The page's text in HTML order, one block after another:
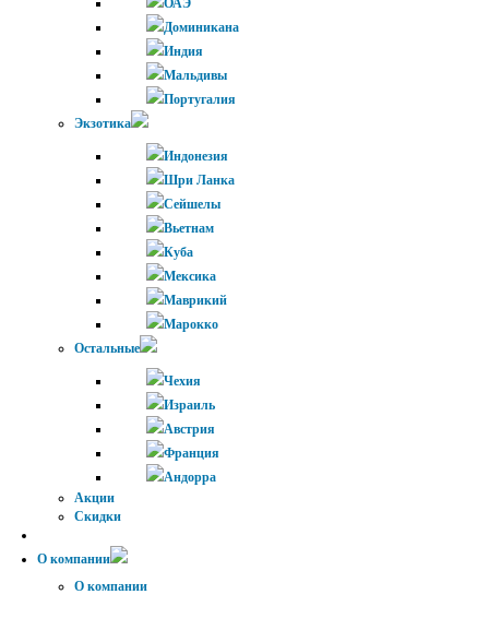
ОАЭ
Доминикана
Индия
Мальдивы
Португалия
Экзотика
Индонезия
Шри Ланка
Сейшелы
Вьетнам
Куба
Мексика
Маврикий
Марокко
Остальные
Чехия
Израиль
Австрия
Франция
Андорра
Акции
Скидки
О компании
О компании